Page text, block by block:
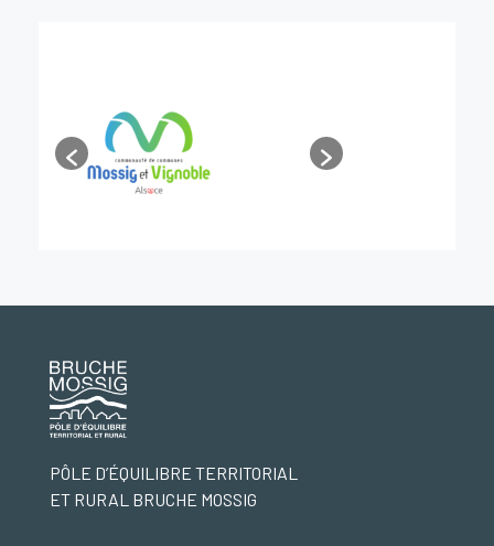
PÔLE D’ÉQUILIBRE TERRITORIAL
ET RURAL BRUCHE MOSSIG